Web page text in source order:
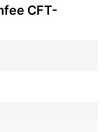
CFT-